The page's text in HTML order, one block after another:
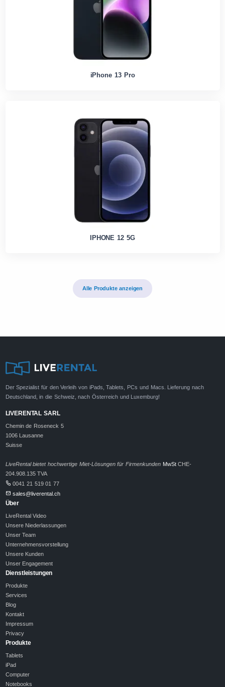
iPhone 13 Pro
IPHONE 12 5G
Alle Produkte anzeigen
Der Spezialist für den Verleih von iPads, Tablets, PCs und Macs. Lieferung nach
Deutschland, in die Schweiz, nach Österreich und Luxemburg!
LIVERENTAL SARL
Chemin de Roseneck 5
1006 Lausanne
Suisse
LiveRental bietet hochwertige Miet-Lösungen für Firmenkunden MwStCHE-
204.908.135 TVA
0041 21 519 01 77
sales@liverental.ch
Über
LiveRental Video
Unsere Niederlassungen
Unser Team
Unternehmensvorstellung
Unsere Kunden
Unser Engagement
Dienstleistungen
Produkte
Services
Blog
Kontakt
Impressum
Privacy
Produkte
Tablets
iPad
Computer
Notebooks